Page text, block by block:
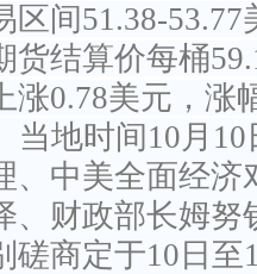
区间51.38-
货结算价每桶
涨0.78美元，涨
当地时间10月
、中美全面经济
、财政部长姆努
磋商定于10日